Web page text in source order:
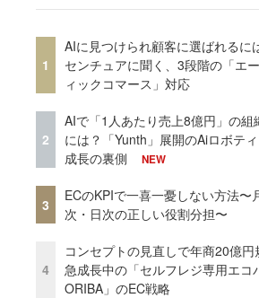
1
AIに見つけられ顧客に選ばれるに
センチュアに聞く、3段階の「エ
ィックコマース」対応
2
AIで「1人あたり売上8億円」の組
には？「Yunth」展開のAiロボテ
成長の裏側
NEW
3
ECのKPIで一喜一憂しない方法〜
次・日次の正しい役割分担〜
4
コンセプトの見直しで年商20億
急成長中の「セルフレジ専用エコ
ORIBA」のEC戦略